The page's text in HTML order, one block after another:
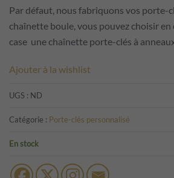
Par défaut, nous fabriquons vos porte-
chaînette boule, vous pouvez choisir
case une chaînette porte-clés à
Ajouter à la wishlist
UGS : ND
Catégorie : Porte-clés personnalisé
En stock